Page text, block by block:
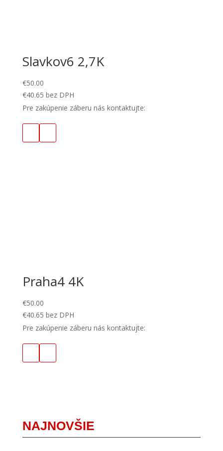
Slavkov6 2,7K
€50.00
€40.65 bez DPH
Pre zakúpenie záberu nás kontaktujte:
Praha4 4K
€50.00
€40.65 bez DPH
Pre zakúpenie záberu nás kontaktujte:
NAJNOVŠIE